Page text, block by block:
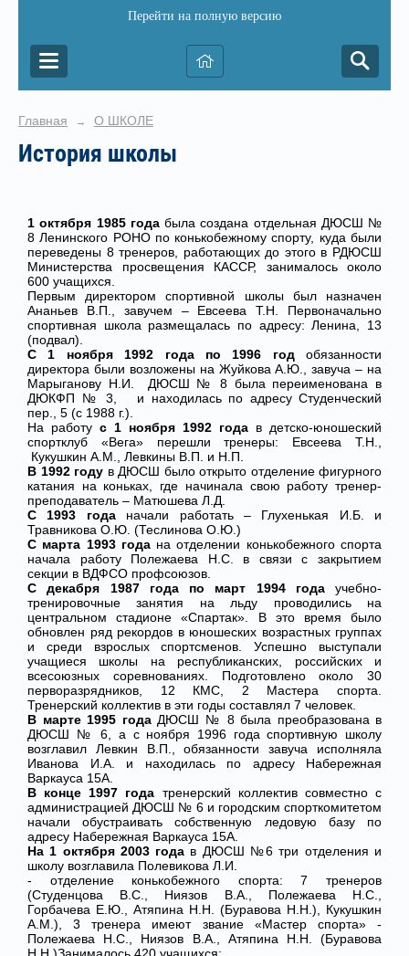
Перейти на полную версию
Главная → О ШКОЛЕ
История школы
1 октября 1985 годабыла создана отдельная ДЮСШ №
8 Ленинского РОНО по конькобежному спорту, куда были
переведены 8 тренеров, работающих до этого в РДЮСШ
Министерства просвещения КАССР, занималось около
600 учащихся.
Первым директором спортивной школы был назначен
Ананьев В.П., завучем – Евсеева Т.Н. Первоначально
спортивная школа размещалась по адресу: Ленина, 13
(подвал).
С 1 ноября 1992 года по 1996 годобязанности
директора были возложены на Жуйкова А.Ю., завуча – на
Марыганову Н.И. ДЮСШ № 8 была переименована в
ДЮКФП № 3, и находилась по адресу Студенческий
пер., 5 (с 1988 г.).
На работу с 1 ноября 1992 года в детско-юношеский
спортклуб «Вега» перешли тренеры: Евсеева Т.Н.,
Кукушкин А.М., Левкины В.П. и Н.П.
В 1992 году в ДЮСШ было открыто отделение фигурного
катания на коньках, где начинала свою работу тренер-
преподаватель – Матюшева Л.Д.
С 1993 годаначали работать – Глухенькая И.Б. и
Травникова О.Ю. (Теслинова О.Ю.)
С марта 1993 годана отделении конькобежного спорта
начала работу Полежаева Н.С. в связи с закрытием
секции в ВДФСО профсоюзов.
С декабря 1987 года по март 1994 годаучебно-
тренировочные занятия на льду проводились на
центральном стадионе «Спартак». В это время было
обновлен ряд рекордов в юношеских возрастных группах
и среди взрослых спортсменов. Успешно выступали
учащиеся школы на республиканских, российских и
всесоюзных соревнованиях. Подготовлено около 30
перворазрядников, 12 КМС, 2 Мастера спорта.
Тренерский коллектив в эти годы составлял 7 человек.
В марте 1995 года ДЮСШ № 8 была преобразована в
ДЮСШ № 6, а с ноября 1996 года спортивную школу
возглавил Левкин В.П., обязанности завуча исполняла
Иванова И.А. и находилась по адресу Набережная
Варкауса 15А.
В конце 1997 года тренерский коллектив совместно с
администрацией ДЮСШ № 6 и городским спорткомитетом
начали обустраивать собственную ледовую базу по
адресу Набережная Варкауса 15А.
На 1 октября 2003 года в ДЮСШ №6 три отделения и
школу возглавила Полевикова Л.И.
- отделение конькобежного спорта: 7 тренеров
(Студенцова В.С., Ниязов В.А., Полежаева Н.С.,
Горбачева Е.Ю., Атяпина Н.Н. (Буравова Н.Н.), Кукушкин
А.М.), 3 тренера имеют звание «Мастер спорта» -
Полежаева Н.С., Ниязов В.А., Атяпина Н.Н. (Буравова